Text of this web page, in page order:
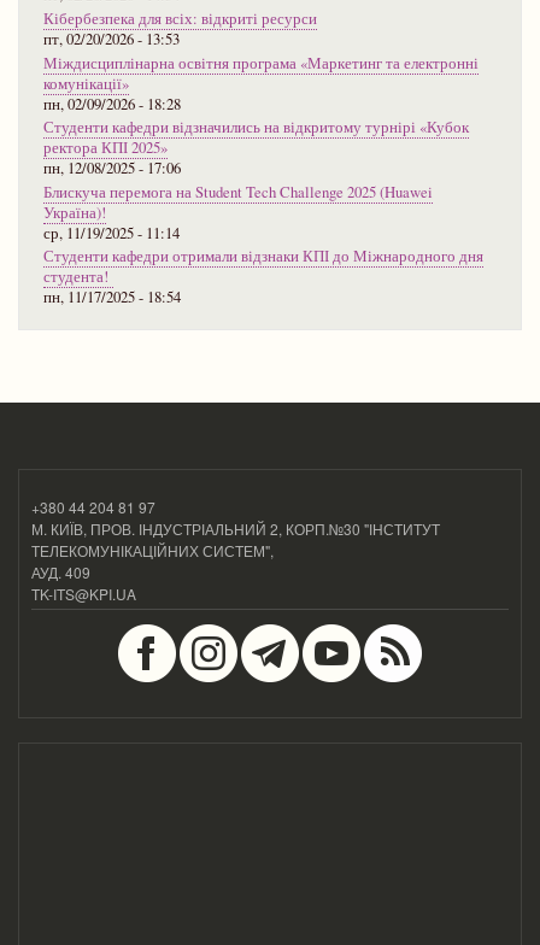
Кібербезпека для всіх: відкриті ресурси
пт, 02/20/2026 - 13:53
Міждисциплінарна освітня програма «Маркетинг та електронні
комунікації»
пн, 02/09/2026 - 18:28
Студенти кафедри відзначились на відкритому турнірі «Кубок
ректора КПІ 2025»
пн, 12/08/2025 - 17:06
Блискуча перемога на Student Tech Challenge 2025 (Huawei
Україна)!
ср, 11/19/2025 - 11:14
Студенти кафедри отримали відзнаки КПІ до Міжнародного дня
студента!
пн, 11/17/2025 - 18:54
+380 44 204 81 97
М. КИЇВ, ПРОВ. ІНДУСТРІАЛЬНИЙ 2, КОРП.№30 "ІНСТИТУТ
ТЕЛЕКОМУНІКАЦІЙНИХ СИСТЕМ",
АУД. 409
TK-ITS@KPI.UA